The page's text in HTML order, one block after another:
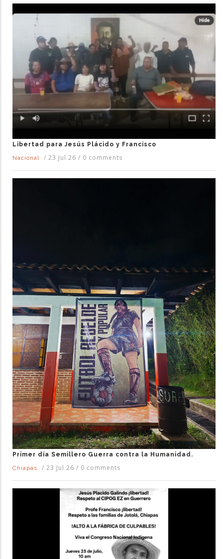
Libertad para Jesús Plácido y Francisco
Nacional
/ 23 Jul 26 / 0 comments
Primer día Semillero Guerra contra la Humanidad.
Chiapas
/ 23 Jul 26 / 0 comments